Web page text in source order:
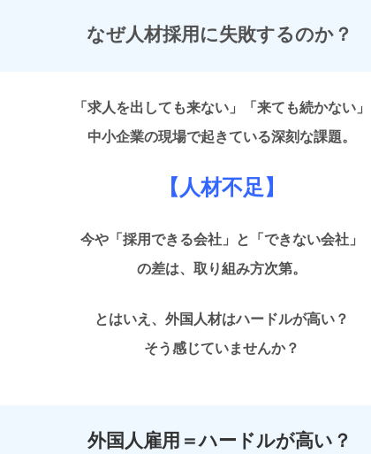
なぜ人材採用に失敗するのか？
「求人を出しても来ない」「来ても続かない」
中小企業の現場で起きている深刻な課題。
【人材不足】
今や「採用できる会社」と「できない会社」
の差は、取り組み方次第。
とはいえ、外国人材はハードルが高い？
そう感じていませんか？
外国人雇用＝ハードルが高い？